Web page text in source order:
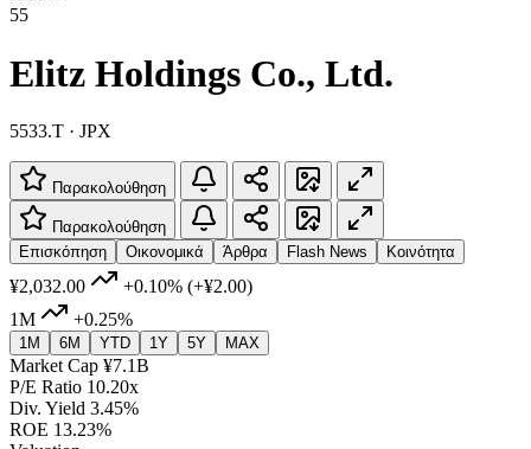
55
Elitz Holdings Co., Ltd.
5533.T · JPX
Παρακολούθηση
Παρακολούθηση
Επισκόπηση
Οικονομικά Άρθρα Flash News Κοινότητα
¥2,032.00 +0.10% (+¥2.00)
1M
+0.25%
1M 6M YTD 1Y 5Y MAX
Market Cap ¥7.1B
P/E Ratio 10.20x
Div. Yield 3.45%
ROE 13.23%